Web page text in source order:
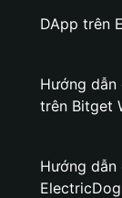
DApp trên
Hướng
trên Bitget
Hướng dẫn